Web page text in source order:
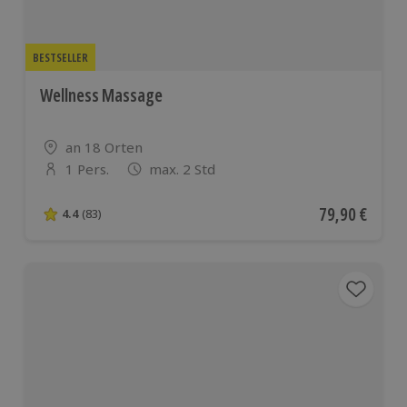
BESTSELLER
Wellness Massage
Standort
an 18 Orten
Anzahl der Teilnehmer
1 Pers. max. 2 Std
4.4 von 5 Sternen basierend auf 83 Bewertungen
4.4 (83) Aktueller
79,90 €